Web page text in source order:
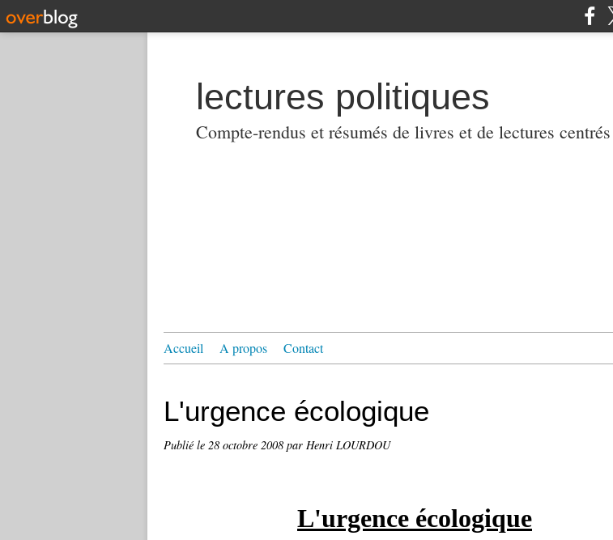
lectures politiques
Compte-rendus et résumés de livres et de lectures
Accueil A propos Contact
L'urgence écologique
Publié le 28 octobre 2008 par Henri LOURDOU
L'urgence écologique